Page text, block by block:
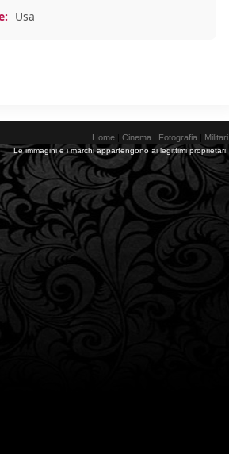
Usa
Home Cinema Fotografia Militari
Le immagini e i marchi appartengono ai legittimi proprietari.